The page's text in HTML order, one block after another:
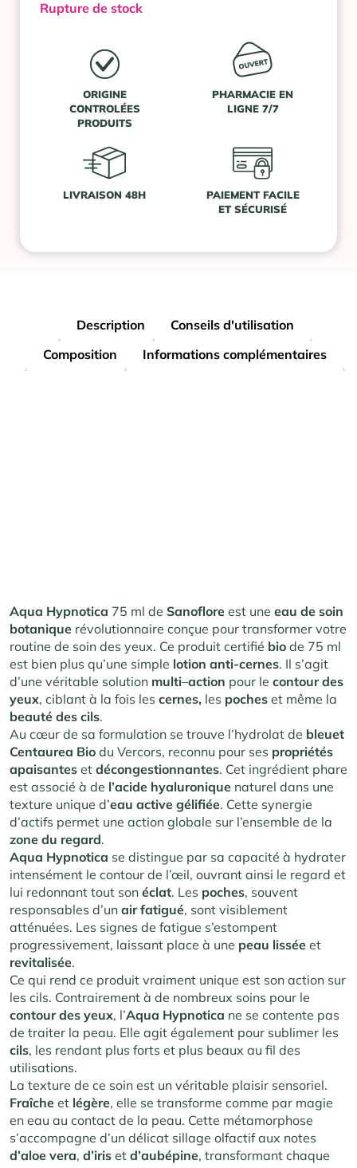
Rupture de stock
ORIGINE
CONTROLÉES
PRODUITS
PHARMACIE EN
LIGNE 7/7
LIVRAISON 48H
PAIEMENT FACILE
ET SÉCURISÉ
Description
Conseils d'utilisation
Composition
Informations complémentaires
Aqua Hypnotica 75 ml de Sanoflore est une eau de soin
botanique révolutionnaire conçue pour transformer votre
routine de soin des yeux. Ce produit certifié bio de 75 ml
est bien plus qu’une simple lotion anti-cernes. Il s’agit
d’une véritable solution multi–action pour le contour des
yeux, ciblant à la fois les cernes, les poches et même la
beauté des cils.
Au cœur de sa formulation se trouve l’hydrolat de bleuet
Centaurea Bio du Vercors, reconnu pour ses propriétés
apaisantes et décongestionnantes. Cet ingrédient phare
est associé à de l’acide hyaluronique naturel dans une
texture unique d’eau active gélifiée. Cette synergie
d’actifs permet une action globale sur l’ensemble de la
zone du regard.
Aqua Hypnotica se distingue par sa capacité à hydrater
intensément le contour de l’œil, ouvrant ainsi le regard et
lui redonnant tout son éclat. Les poches, souvent
responsables d’un air fatigué, sont visiblement
atténuées. Les signes de fatigue s’estompent
progressivement, laissant place à une peau lissée et
revitalisée.
Ce qui rend ce produit vraiment unique est son action sur
les cils. Contrairement à de nombreux soins pour le
contour des yeux, l’Aqua Hypnotica ne se contente pas
de traiter la peau. Elle agit également pour sublimer les
cils, les rendant plus forts et plus beaux au fil des
utilisations.
La texture de ce soin est un véritable plaisir sensoriel.
Fraîche et légère, elle se transforme comme par magie
en eau au contact de la peau. Cette métamorphose
s’accompagne d’un délicat sillage olfactif aux notes
d’aloe vera, d’iris et d’aubépine, transformant chaque